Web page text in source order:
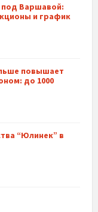
под Варшавой:
и график
повышает
до 1000
“Юлинек” в